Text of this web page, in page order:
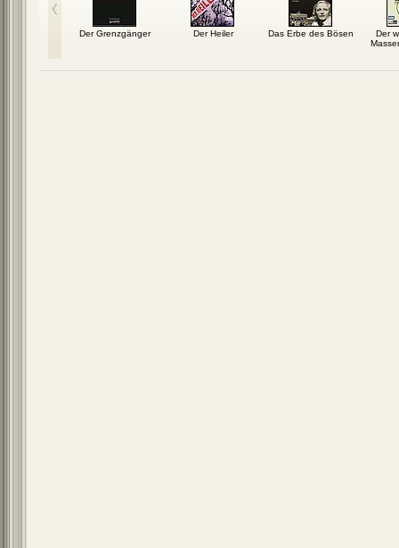
Der Grenzgänger Der Heiler Das Erbe des Bösen
Der